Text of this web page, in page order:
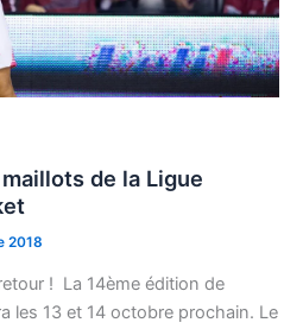
de la Ligue
2018
! La 14ème édition de
les 13 et 14 octobre prochain. Le